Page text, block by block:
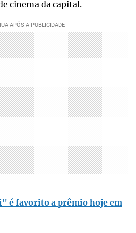
cinema da capital.
é favorito a prêmio hoje em